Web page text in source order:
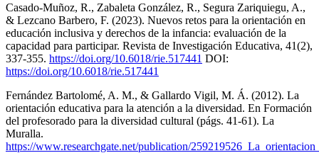
Casado-Muñoz, R., Zabaleta González, R., Segura Zariquiegu, A.,
& Lezcano Barbero, F. (2023). Nuevos retos para la orientación en
educación inclusiva y derechos de la infancia: evaluación de la
capacidad para participar. Revista de Investigación Educativa, 41(2),
337-355. https://doi.org/10.6018/rie.517441 DOI:
https://doi.org/10.6018/rie.517441
Fernández Bartolomé, A. M., & Gallardo Vigil, M. Á. (2012). La
orientación educativa para la atención a la diversidad. En Formación
del profesorado para la diversidad cultural (págs. 41-61). La
Muralla.
https://www.researchgate.net/publication/